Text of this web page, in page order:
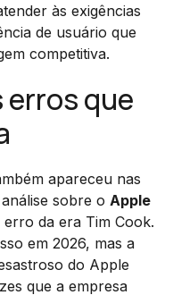
às exigências
de usuário que
competitiva.
erros que
apareceu nas
sobre o Apple
da era Tim Cook.
em 2026, mas a
do Apple
que a empresa